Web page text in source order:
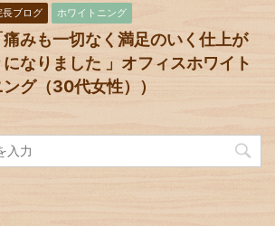
長ブログ ホワイトニング
痛みも一切なく満足のいく仕上が
になりました 」オフィスホワイト
ング（30代女性））